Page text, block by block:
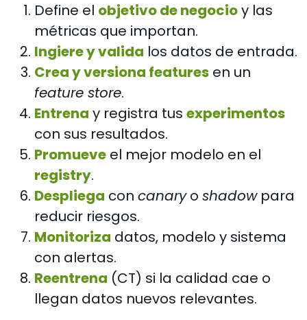
Define el objetivo de negocioy las
métricas que importan.
Ingiere y valida los datos de entrada.
Crea y versiona features en un
feature store.
Entrena y registra tus experimentos
con sus resultados.
Promueve el mejor modelo en el
registry.
Despliega con canaryo shadowpara
reducir riesgos.
Monitoriza datos, modelo y sistema
con alertas.
Reentrena (CT) si la calidad cae o
llegan datos nuevos relevantes.